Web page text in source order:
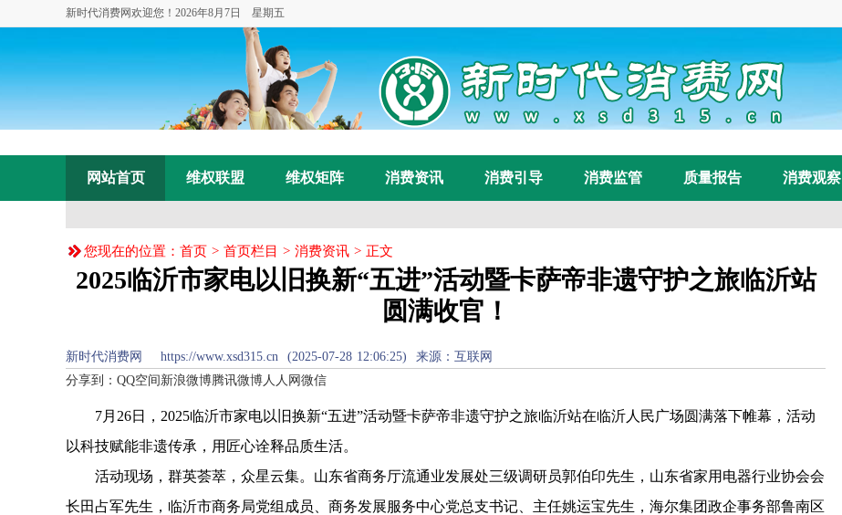
新时代消费网欢迎您！ 2026年8月7日 星期五
网站首页 维权联盟 维权矩阵 消费资讯 消费引导 消费监管 质量报告 消费观察
您现在的位置： 首页 > 首页栏目 > 消费资讯 > 正文
2025临沂市家电以旧换新“五进”活动暨卡萨帝非遗守护之旅临沂站
圆满收官！
新时代消费网 https://www.xsd315.cn (2025-07-28 12:06:25) 来源：互联网
分享到： QQ空间 新浪微博腾讯微博人人网 微信
7月26日，2025临沂市家电以旧换新“五进”活动暨卡萨帝非遗守护之旅临沂站在临沂人民广场圆满落下帷幕，活动
以科技赋能非遗传承，用匠心诠释品质生活。
活动现场，群英荟萃，众星云集。山东省商务厅流通业发展处三级调研员郭伯印先生，山东省家用电器行业协会会
长田占军先生，临沂市商务局党组成员、商务发展服务中心党总支书记、主任姚运宝先生，海尔集团政企事务部鲁南区